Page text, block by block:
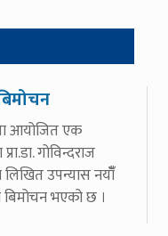
आयोजित एक
गोविन्दराज
लिखित उपन्यास नयाँँ
भएको छ ।